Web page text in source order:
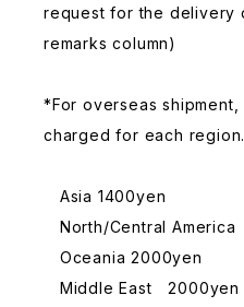
request for the delivery
remarks column)
*For overseas
charged for each region.
Asia 1400yen
North/Central America
Oceania 2000yen
Middle East 2000yen